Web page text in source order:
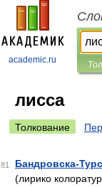
academic.ru
лисса
Толкование
81 Бандровска-
(лирико